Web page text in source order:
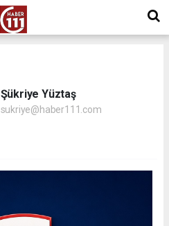
Şükriye Yüztaş
sukriye@haber111.com